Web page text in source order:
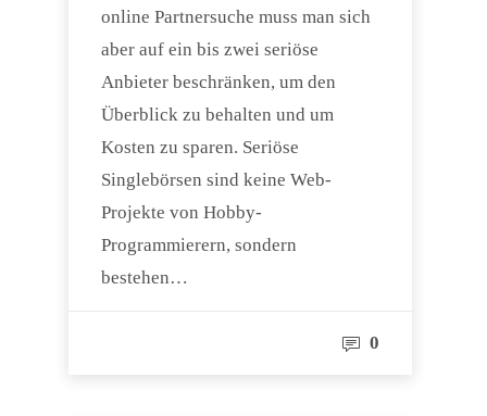
online Partnersuche muss man sich
aber auf ein bis zwei seriöse
Anbieter beschränken, um den
Überblick zu behalten und um
Kosten zu sparen. Seriöse
Singlebörsen sind keine Web-
Projekte von Hobby-
Programmierern, sondern
bestehen…
0